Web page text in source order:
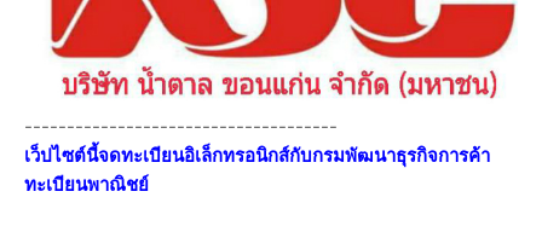
-------------------------------------
เว็ปไซต์นี้จดทะเบียนอิเล็กทรอนิกส์กับกรมพัฒนาธุรกิจการค้า
ทะเบียนพาณิชย์